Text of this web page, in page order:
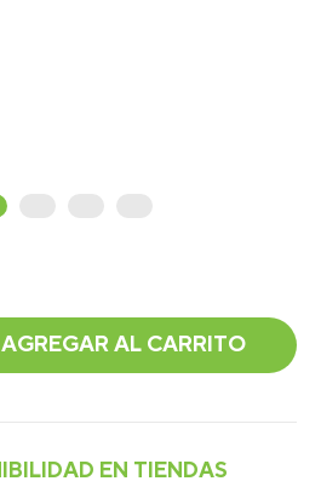
AGREGAR AL CARRITO